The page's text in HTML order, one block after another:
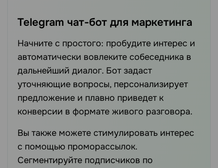
Telegram чат-бот для маркетинга
Начните с простого: пробудите интерес и
автоматически вовлеките собеседника в
дальнейший диалог. Бот задаст
уточняющие вопросы, персонализирует
предложение и плавно приведет к
конверсии в формате живого разговора.
Вы также можете стимулировать интерес
с помощью проморассылок.
Сегментируйте подписчиков по